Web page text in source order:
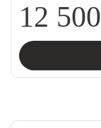
12 500